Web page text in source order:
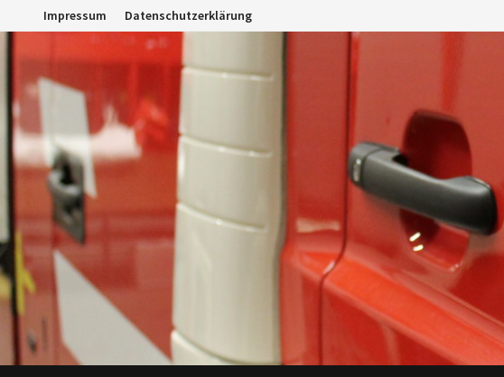
Inhalt
springen
Impressum Datenschutzerklärung